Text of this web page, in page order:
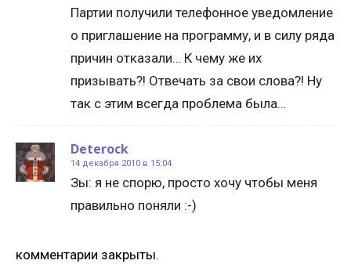
Партии получили телефонное уведомление
о приглашение на программу, и в силу ряда
причин отказали… К чему же их
призывать?! Отвечать за свои слова?! Ну
так с этим всегда проблема была…
Deterock
14 декабря 2010 в 15:04
Зы: я не спорю, просто хочу чтобы меня
правильно поняли :-)
комментарии закрыты.